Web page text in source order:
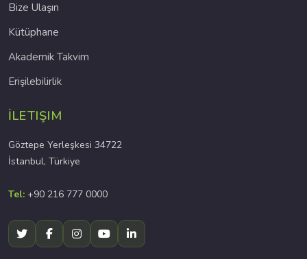
Bize Ulaşın
Kütüphane
Akademik Takvim
Erişilebilirlik
İLETIŞIM
Göztepe Yerleşkesi 34722
İstanbul, Türkiye
Tel: +90 216 777 0000